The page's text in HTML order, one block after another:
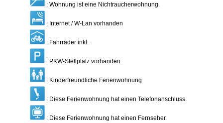
: Wohnung ist eine Nichtraucherwohnung.
: Internet / W-Lan vorhanden
: Fahrräder inkl.
: PKW-Stellplatz vorhanden
: Kinderfreundliche Ferienwohnung
: Diese Ferienwohnung hat einen Telefonanschluss.
: Diese Ferienwohnung hat einen Fernseher.